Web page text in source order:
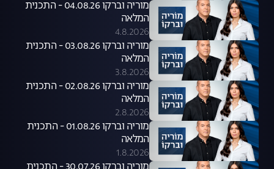
מוריה וברקו 04.08.26 - התכנית
המלאה
4.8.2026
מוריה וברקו 03.08.26 - התכנית
המלאה
3.8.2026
מוריה וברקו 02.08.26 - התכנית
המלאה
2.8.2026
מוריה וברקו 01.08.26 - התכנית
המלאה
1.8.2026